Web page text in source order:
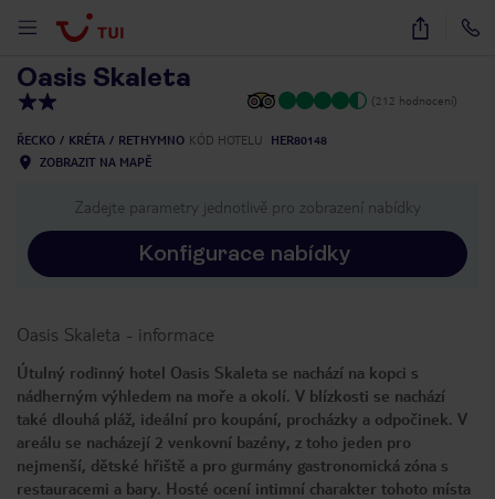
10
Oasis Skaleta
(212 hodnocení)
ŘECKO KRÉTA RETHYMNO KÓD HOTELU
HER80148
ZOBRAZIT NA MAPĚ
Zadejte parametry jednotlivě pro zobrazení nabídky
Konfigurace nabídky
Oasis Skaleta - informace
Útulný rodinný hotel Oasis Skaleta se nachází na kopci s
nádherným výhledem na moře a okolí. V blízkosti se nachází
také dlouhá pláž, ideální pro koupání, procházky a odpočinek. V
areálu se nacházejí 2 venkovní bazény, z toho jeden pro
nejmenší, dětské hřiště a pro gurmány gastronomická zóna s
restauracemi a bary. Hosté ocení intimní charakter tohoto místa